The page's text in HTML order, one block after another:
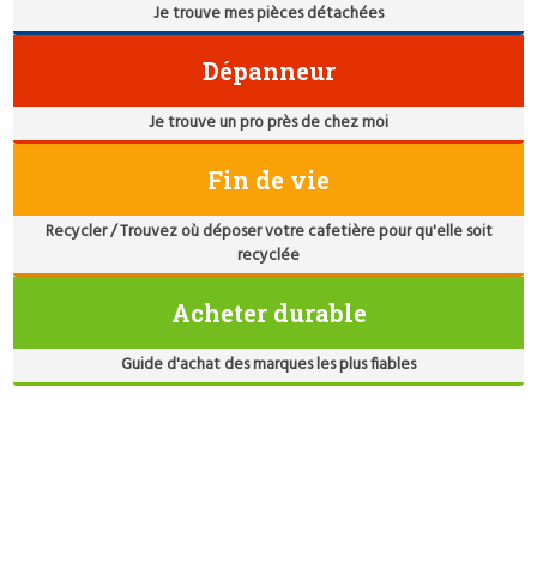
Je trouve mes pièces détachées
Dépanneur
Je trouve un pro près de chez moi
Fin de vie
Recycler / Trouvez où déposer votre cafetière pour qu'elle soit
recyclée
Acheter durable
Guide d'achat des marques les plus fiables